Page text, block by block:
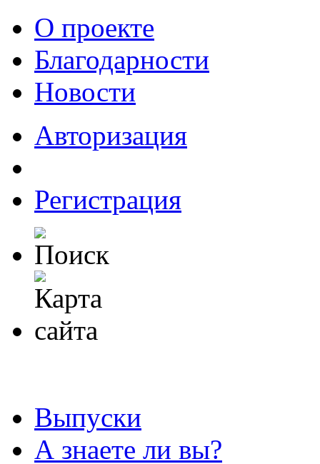
О проекте
Благодарности
Новости
Авторизация
Регистрация
Выпуски
А знаете ли вы?